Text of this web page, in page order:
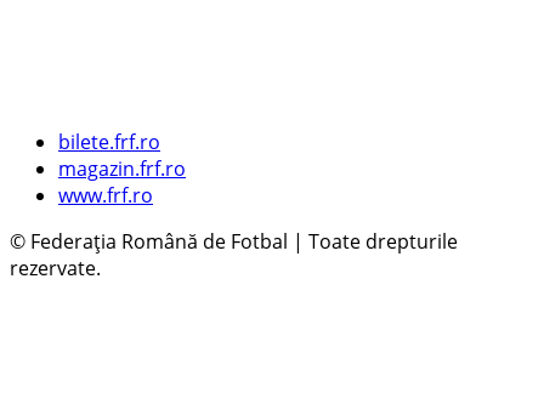
bilete.frf.ro
magazin.frf.ro
www.frf.ro
© Federația Română de Fotbal | Toate drepturile
rezervate.